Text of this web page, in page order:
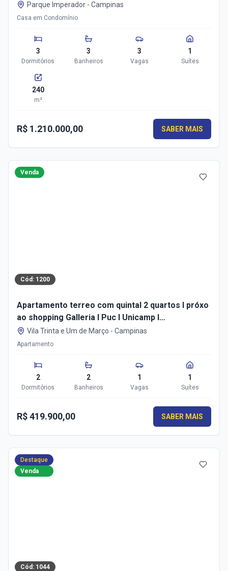
Parque Imperador - Campinas
Casa em Condomínio
3
Dormitórios
3
Banheiros
3
Vagas
1
Suítes
240
m²
R$ 1.210.000,00 SABER MAIS
Venda
Cód: 1200
Apartamento terreo com quintal 2 quartos I próxo
ao shopping Galleria I Puc I Unicamp I
Campinas/SP
Vila Trinta e Um de Março - Campinas
Apartamento
2
Dormitórios
2
Banheiros
1
Vagas
1
Suítes
R$ 419.900,00 SABER MAIS
Destaque
Venda
Cód: 1044